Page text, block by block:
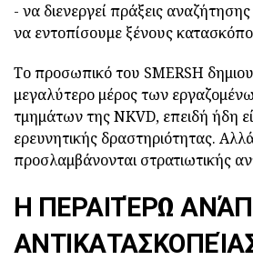
- να διενεργεί πράξεις
να εντοπίσουμε ξένους
Το προσωπικό του SMERSH
μεγαλύτερο μέρος των
τμημάτων της NKVD, επειδή ήδη
ερευνητικής δραστηριότητας.
προσλαμβάνονται στρατιωτικής
Η ΠΕΡΑΙΤΈΡΩ